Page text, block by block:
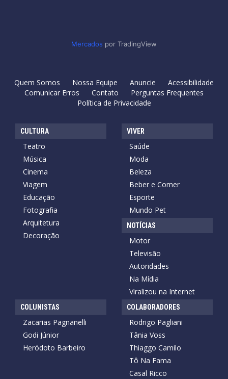
Mercados por TradingView
Quem Somos Nossa Equipe Anuncie
Acessibilidade
Comunicar Erros
Contato
Perguntas Frequentes
Política de Privacidade
CULTURA
Teatro
Música
Cinema
Viagem
Educação
Fotografia
Arquitetura
Decoração
VIVER
Saúde
Moda
Beleza
Beber e Comer
Esporte
Mundo Pet
NOTÍCIAS
Motor
Televisão
Autoridades
Na Mídia
Viralizou na Internet
COLUNISTAS
Zacarias Pagnanelli
Godi Júnior
Heródoto Barbeiro
COLABORADORES
Rodrigo Pagliani
Tânia Voss
Thiaggo Camilo
Tô Na Fama
Casal Ricco